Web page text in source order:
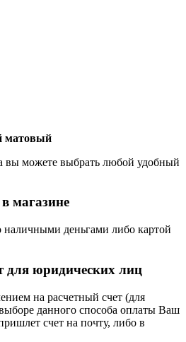
матовый
вы можете выбрать любой удобный
магазине
деньгами либо картой
для юридических лиц
на расчетный счет (для
данного способа оплаты Ваш
счет на почту, либо в